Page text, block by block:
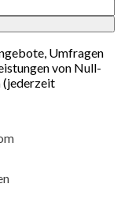
Umfragen
von Null-
(jederzeit